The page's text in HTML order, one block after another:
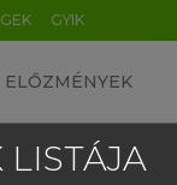
GYIK
ELŐZMÉNYEK
LISTÁJA